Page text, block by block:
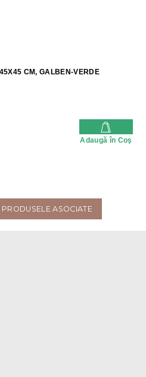
CM, GALBEN-VERDE
Adaugă în Coş
ASOCIATE